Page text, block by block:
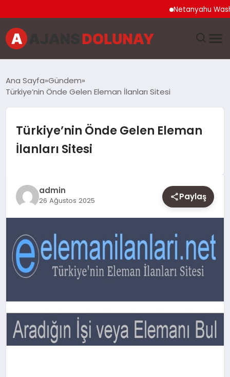
Netanyahu
EĞITIM
EKONOMI
GENEL
MAGAZIN
SAĞLIK
SIYASET
YAŞAM
Ana Sayfa Gündem
Türkiye’nin Önde Gelen Eleman İlanları Sitesi
Türkiye’nin Önde Gelen Eleman
İlanları Sitesi
admin
26 Ağustos 2025 Paylaş